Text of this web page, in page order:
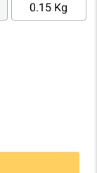
0.15 Kg